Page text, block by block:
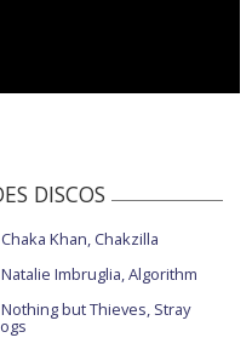
DISCOS
Chaka Khan, Chakzilla
Natalie Imbruglia, Algorithm
Nothing but Thieves, Stray